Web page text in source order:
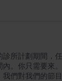
所計劃期間，
。你只需要來。
們對我們的節